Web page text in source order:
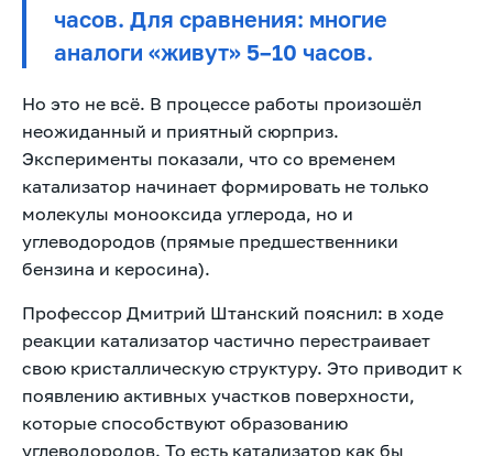
часов. Для сравнения: многие
аналоги «живут» 5–10 часов.
Но это не всё. В процессе работы произошёл
неожиданный и приятный сюрприз.
Эксперименты показали, что со временем
катализатор начинает формировать не только
молекулы монооксида углерода, но и
углеводородов (прямые предшественники
бензина и керосина).
Профессор Дмитрий Штанский пояснил: в ходе
реакции катализатор частично перестраивает
свою кристаллическую структуру. Это приводит к
появлению активных участков поверхности,
которые способствуют образованию
углеводородов. То есть катализатор как бы